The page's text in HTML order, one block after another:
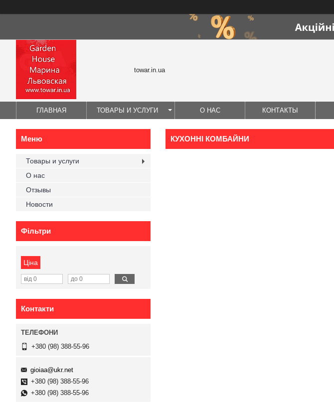
towar.in.ua
ГЛАВНАЯ ТОВАРЫ И УСЛУГИ О НАС КОНТАКТЫ
КУХОННІ КОМБАЙНИ
Товары и услуги
О нас
Отзывы
Новости
Фільтри
Ціна
Контакти
+380 (98) 388-55-96
gioiaa@ukr.net
+380 (98) 388-55-96
+380 (98) 388-55-96